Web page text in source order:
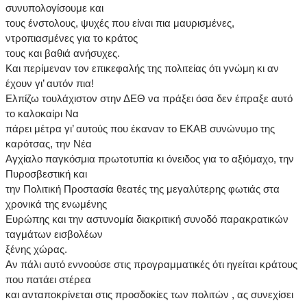
συνυπολογίσουμε και
τους ένστολους, ψυχές που είναι πια μαυρισμένες,
ντροπιασμένες για το κράτος
τους και βαθιά ανήσυχες.
Και περίμεναν τον επικεφαλής της πολιτείας ότι γνώμη κι αν
έχουν γι’ αυτόν πια!
Ελπίζω τουλάχιστον στην ΔΕΘ να πράξει όσα δεν έπραξε αυτό
το καλοκαίρι Να
πάρει μέτρα γι’ αυτούς που έκαναν το ΕΚΑΒ συνώνυμο της
καρότσας, την Νέα
Αγχίαλο παγκόσμια πρωτοτυπία κι όνειδος για το αξιόμαχο, την
Πυροσβεστική και
την Πολιτική Προστασία θεατές της μεγαλύτερης φωτιάς στα
χρονικά της ενωμένης
Ευρώπης και την αστυνομία διακριτική συνοδό παρακρατικών
ταγμάτων εισβολέων
ξένης χώρας.
Αν πάλι αυτό εννοούσε στις προγραμματικές ότι ηγείται κράτους
που πατάει στέρεα
και ανταποκρίνεται στις προσδοκίες των πολιτών , ας συνεχίσει